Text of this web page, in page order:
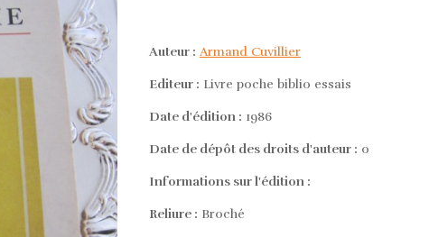
Auteur : Armand Cuvillier
Editeur : Livre poche biblio essais
Date d'édition : 1986
Date de dépôt des droits d'auteur : 0
Informations sur l'édition :
Reliure : Broché